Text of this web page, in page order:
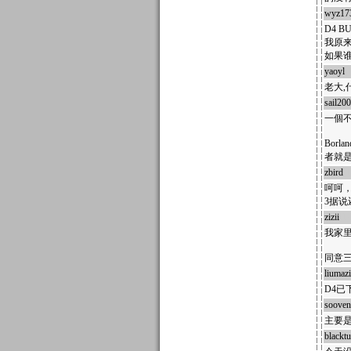
D4
我原
如果
yaoyl
老大,
一個
者就
zbird
呵呵
3据说
zizii
我家
同意
liumazi
D4已
sooven
主要